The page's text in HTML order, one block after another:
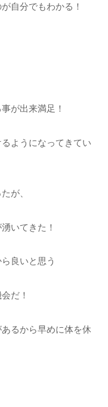
自分でもわかる！
が出来満足！
ようになってきてい
が、
いてきた！
良いと思う
だ！
るから早めに体を休